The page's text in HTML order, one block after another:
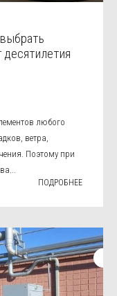
любого
ветра,
Поэтому при
ПОДРОБНЕЕ